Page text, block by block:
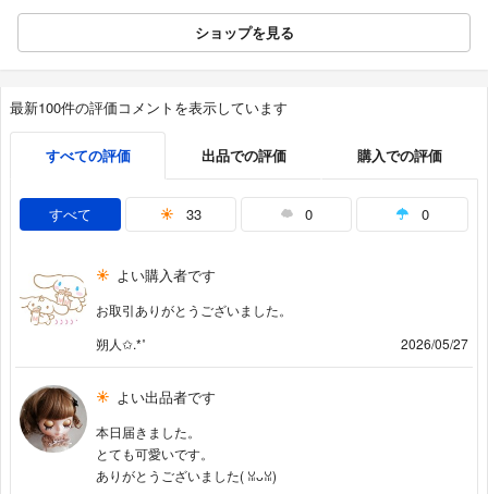
ショップを見る
最新100件の評価コメントを表示しています
すべての評価 出品での評価 購入での評価
すべて 33 0 0
よい購入者です
お取引ありがとうございました。
朔人✩.*˚
2026/05/27
よい出品者です
本日届きました。
とても可愛いです。
ありがとうございました(⁠ ⁠ꈍ⁠ᴗ⁠ꈍ⁠)